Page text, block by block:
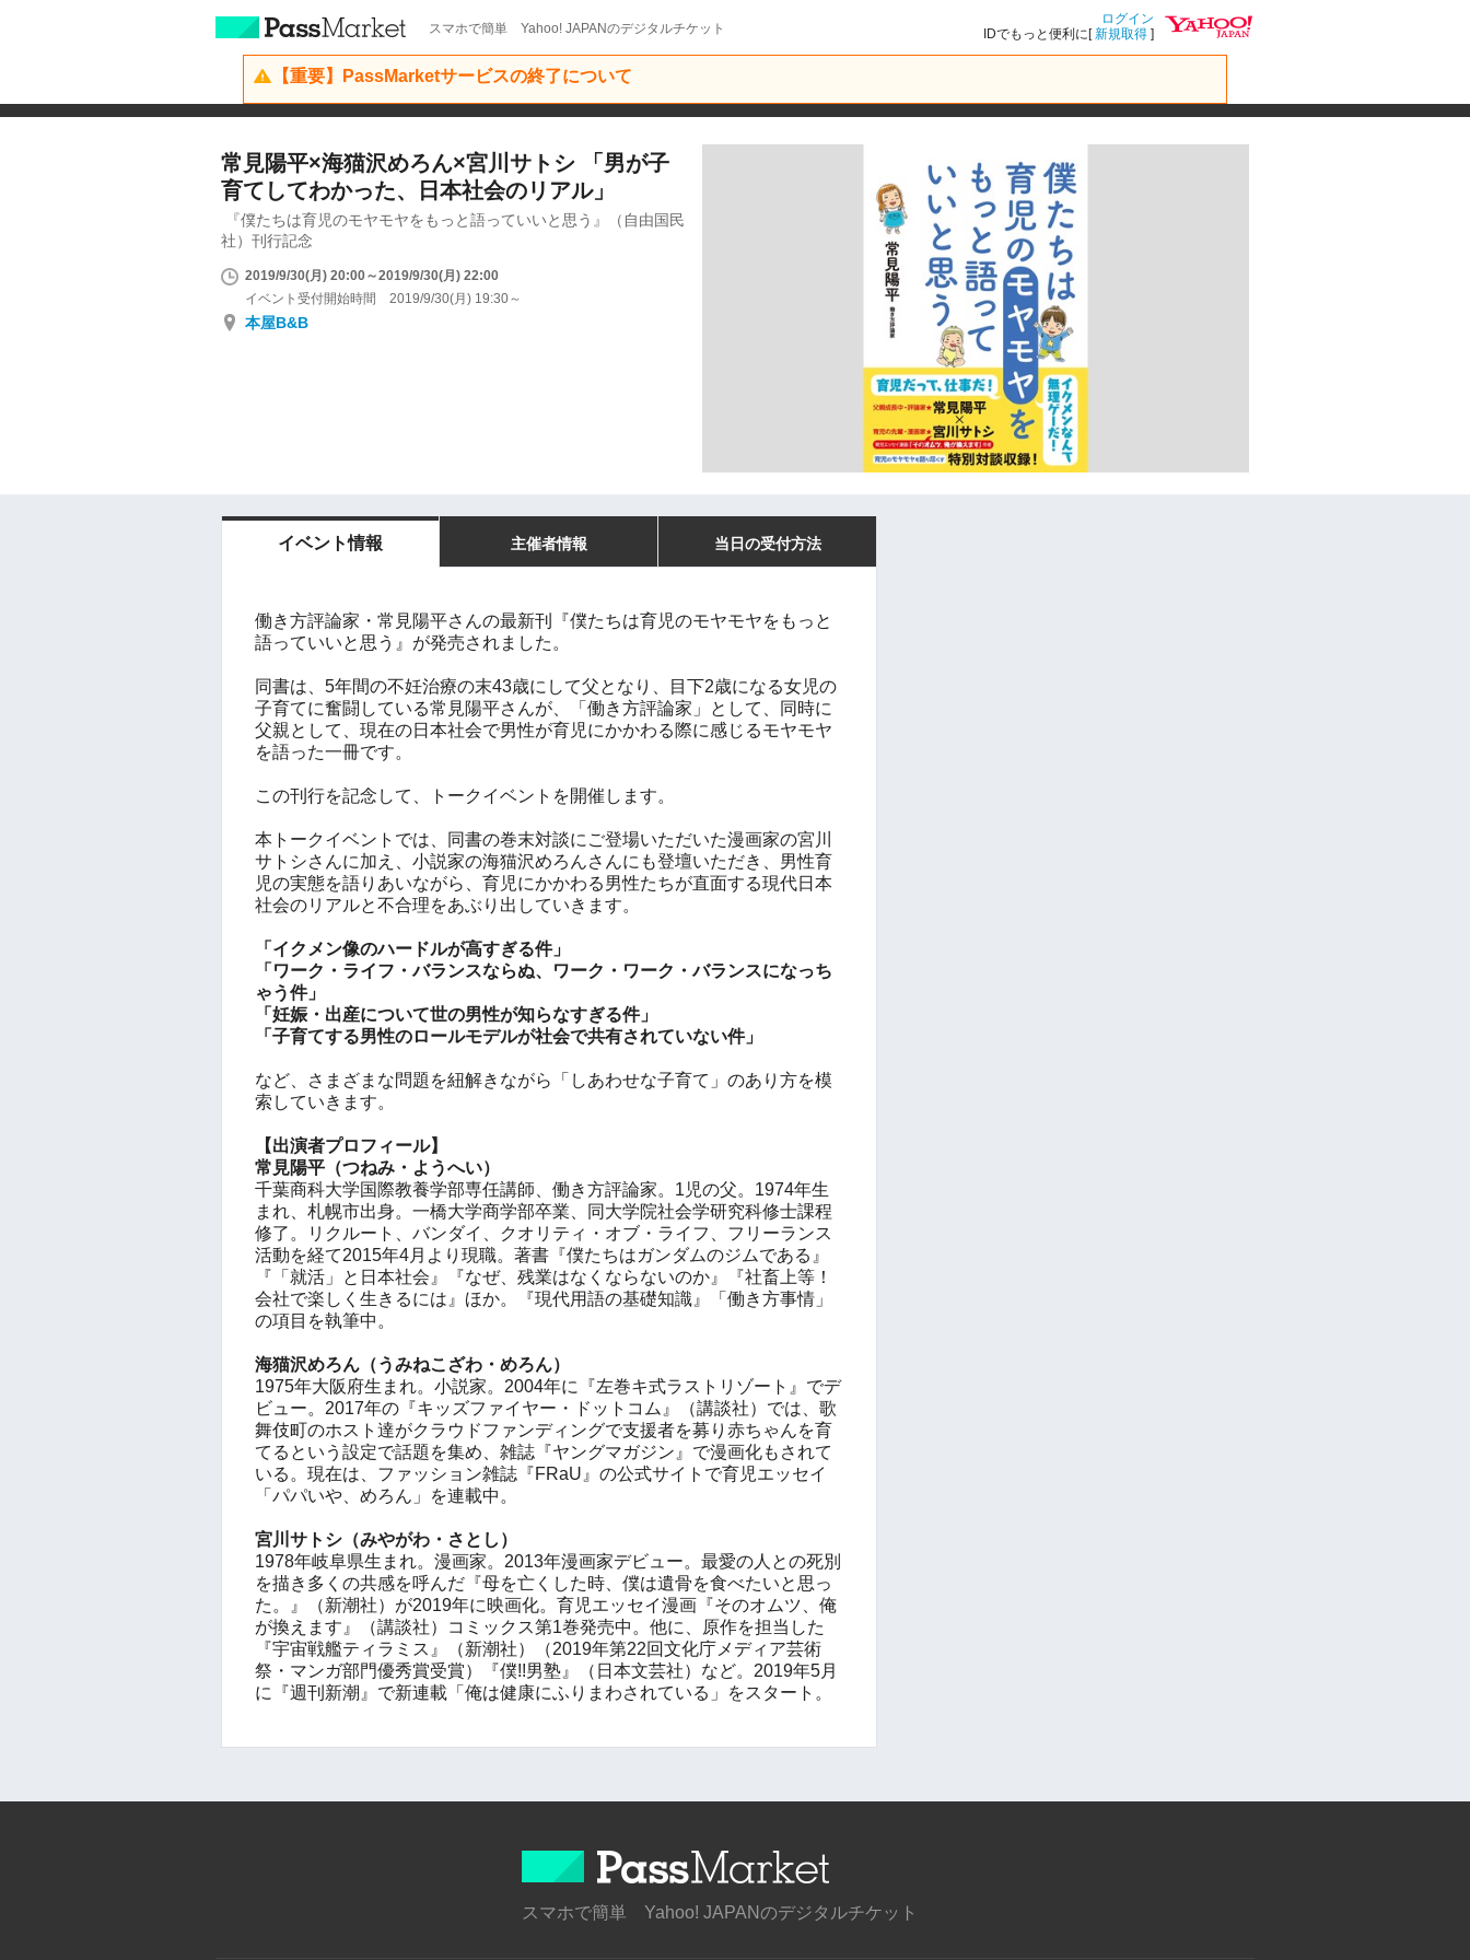
スマホで簡単 Yahoo! JAPANのデジタルチケット
ログイン
IDでもっと便利に[新規取得 ]
【重要】PassMarketサービスの終了について
常見陽平×海猫沢めろん×宮川サトシ 「男が子
育てしてわかった、日本社会のリアル」
『僕たちは育児のモヤモヤをもっと語っていいと思う』（自由国民
社）刊行記念
2019/9/30(月) 20:00～2019/9/30(月) 22:00
イベント受付開始時間 2019/9/30(月) 19:30～
本屋B&B
イベント情報 主催者情報 当日の受付方法
働き方評論家・常見陽平さんの最新刊『僕たちは育児のモヤモヤをもっと
語っていいと思う』が発売されました。
同書は、5年間の不妊治療の末43歳にして父となり、目下2歳になる女児の
子育てに奮闘している常見陽平さんが、「働き方評論家」として、同時に
父親として、現在の日本社会で男性が育児にかかわる際に感じるモヤモヤ
を語った一冊です。
この刊行を記念して、トークイベントを開催します。
本トークイベントでは、同書の巻末対談にご登場いただいた漫画家の宮川
サトシさんに加え、小説家の海猫沢めろんさんにも登壇いただき、男性育
児の実態を語りあいながら、育児にかかわる男性たちが直面する現代日本
社会のリアルと不合理をあぶり出していきます。
「イクメン像のハードルが高すぎる件」
「ワーク・ライフ・バランスならぬ、ワーク・ワーク・バランスになっち
ゃう件」
「妊娠・出産について世の男性が知らなすぎる件」
「子育てする男性のロールモデルが社会で共有されていない件」
など、さまざまな問題を紐解きながら「しあわせな子育て」のあり方を模
索していきます。
【出演者プロフィール】
常見陽平（つねみ・ようへい）
千葉商科大学国際教養学部専任講師、働き方評論家。1児の父。1974年生
まれ、札幌市出身。一橋大学商学部卒業、同大学院社会学研究科修士課程
修了。リクルート、バンダイ、クオリティ・オブ・ライフ、フリーランス
活動を経て2015年4月より現職。著書『僕たちはガンダムのジムである』
『「就活」と日本社会』『なぜ、残業はなくならないのか』『社畜上等！
会社で楽しく生きるには』ほか。『現代用語の基礎知識』「働き方事情」
の項目を執筆中。
海猫沢めろん（うみねこざわ・めろん）
1975年大阪府生まれ。小説家。2004年に『左巻キ式ラストリゾート』でデ
ビュー。2017年の『キッズファイヤー・ドットコム』（講談社）では、歌
舞伎町のホスト達がクラウドファンディングで支援者を募り赤ちゃんを育
てるという設定で話題を集め、雑誌『ヤングマガジン』で漫画化もされて
いる。現在は、ファッション雑誌『FRaU』の公式サイトで育児エッセイ
「パパいや、めろん」を連載中。
宮川サトシ（みやがわ・さとし）
1978年岐阜県生まれ。漫画家。2013年漫画家デビュー。最愛の人との死別
を描き多くの共感を呼んだ『母を亡くした時、僕は遺骨を食べたいと思っ
た。』（新潮社）が2019年に映画化。育児エッセイ漫画『そのオムツ、俺
が換えます』（講談社）コミックス第1巻発売中。他に、原作を担当した
『宇宙戦艦ティラミス』（新潮社）（2019年第22回文化庁メディア芸術
祭・マンガ部門優秀賞受賞）『僕!!男塾』（日本文芸社）など。2019年5月
に『週刊新潮』で新連載「俺は健康にふりまわされている」をスタート。
スマホで簡単 Yahoo! JAPANのデジタルチケット